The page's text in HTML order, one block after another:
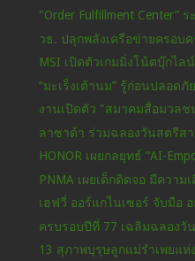
"Order Fulfillment Center”
วธ. ปลุกพลังเครือข่ายครอบ
MSI เปิดตัวเกมมิ่งโน้ตบุ๊กไล
“มะเร็งเต้านม” รู้ก่อนปลอดภั
งานเปิดตัว "สมาคมสื่อมวลช
ลาซาด้า ร่วมฉลองวันสตรีส
HONOR เผยกลยุทธ์ “AI-
PNMA เผยเด็กติดจอ มีควา
เฮฟวี่ ออร์แกไนเซอร์ จับมือ
ครบรอบปีที่ 77 เฉลิมฉลอง
13 สุภาพบุรุษลูกแม่รำเพยแห่